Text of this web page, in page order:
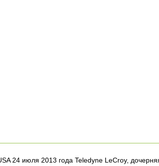
24 июля 2013 года Teledyne LeCroy,